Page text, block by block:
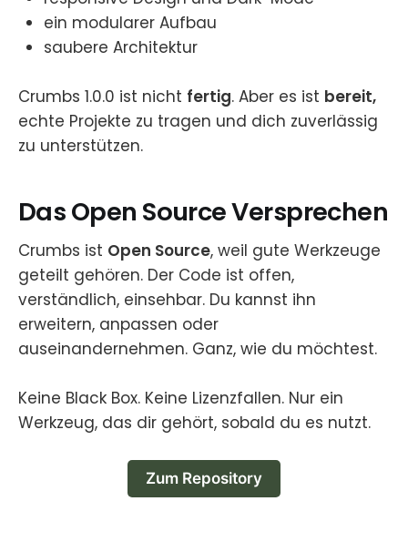
ein modularer Aufbau
saubere Architektur
Crumbs 1.0.0 ist nicht fertig. Aber es ist bereit,
echte Projekte zu tragen und dich zuverlässig
zu unterstützen.
Das Open Source Versprechen
Crumbs ist Open Source, weil gute Werkzeuge
geteilt gehören. Der Code ist offen,
verständlich, einsehbar. Du kannst ihn
erweitern, anpassen oder
auseinandernehmen. Ganz, wie du möchtest.
Keine Black Box. Keine Lizenzfallen. Nur ein
Werkzeug, das dir gehört, sobald du es nutzt.
Zum Repository